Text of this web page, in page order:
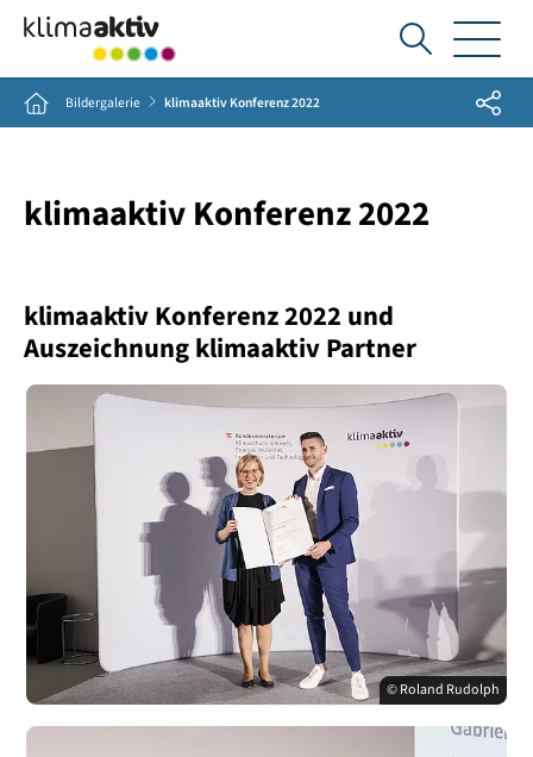
Ich
suche...
Home Bildergalerie klimaaktiv Konferenz 2022 Share
klimaaktiv Konferenz 2022
klimaaktiv Konferenz 2022 und
Auszeichnung klimaaktiv Partner
© Roland Rudolph